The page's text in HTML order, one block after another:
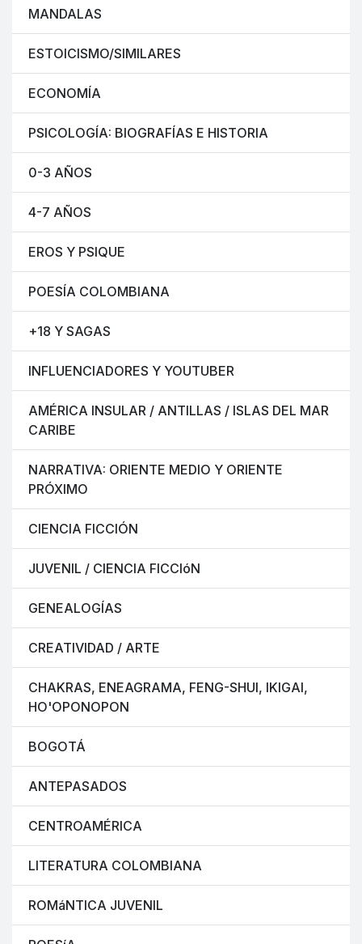
MANDALAS
ESTOICISMO/SIMILARES
ECONOMÍA
PSICOLOGÍA: BIOGRAFÍAS E HISTORIA
0-3 AÑOS
4-7 AÑOS
EROS Y PSIQUE
POESÍA COLOMBIANA
+18 Y SAGAS
INFLUENCIADORES Y YOUTUBER
AMÉRICA INSULAR / ANTILLAS / ISLAS DEL MAR
CARIBE
NARRATIVA: ORIENTE MEDIO Y ORIENTE
PRÓXIMO
CIENCIA FICCIÓN
JUVENIL / CIENCIA FICCIóN
GENEALOGÍAS
CREATIVIDAD / ARTE
CHAKRAS, ENEAGRAMA, FENG-SHUI, IKIGAI,
HO'OPONOPON
BOGOTÁ
ANTEPASADOS
CENTROAMÉRICA
LITERATURA COLOMBIANA
ROMáNTICA JUVENIL